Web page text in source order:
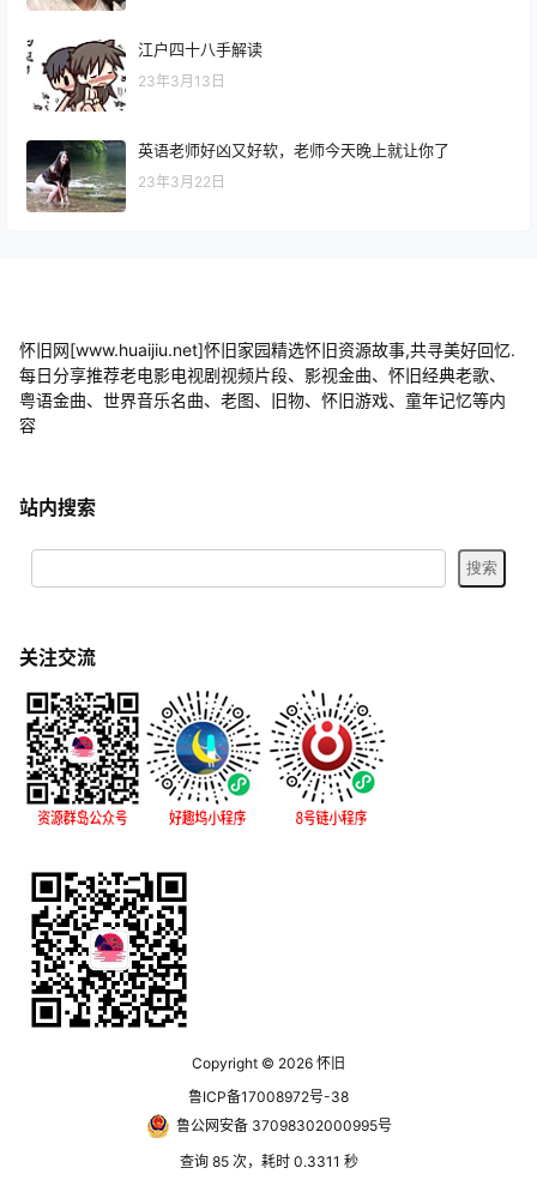
江户四十八手解读
23年3月13日
英语老师好凶又好软，老师今天晚上就让你了
23年3月22日
怀旧网[www.huaijiu.net]怀旧家园精选怀旧资源故事,共寻美好回忆.
每日分享推荐老电影电视剧视频片段、影视金曲、怀旧经典老歌、
粤语金曲、世界音乐名曲、老图、旧物、怀旧游戏、童年记忆等内
容
站内搜索
关注交流
Copyright © 2026 怀旧
鲁ICP备17008972号-38
鲁公网安备 37098302000995号
查询 85 次，耗时 0.3311 秒